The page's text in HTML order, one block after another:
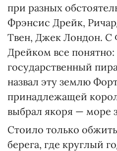
при разных
Фрэнсис Дрейк,
Твен, Джек Лондон. С
Дрейком все понятно:
государственный
назвал эту землю
принадлежащей
выбрал якоря — море
Стоило только
берега, где круглый